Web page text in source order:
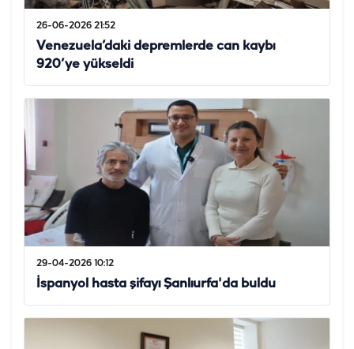
26-06-2026 21:52
Venezuela’daki depremlerde can kaybı
920’ye yükseldi
29-04-2026 10:12
İspanyol hasta şifayı Şanlıurfa'da buldu